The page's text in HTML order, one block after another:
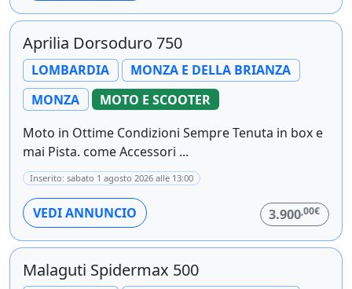
Aprilia Dorsoduro 750
LOMBARDIA
MONZA E DELLA BRIANZA
MONZA
MOTO E SCOOTER
Moto in Ottime Condizioni Sempre Tenuta in box e
mai Pista. come Accessori ...
Inserito: sabato 1 agosto 2026 alle 13:00
VEDI ANNUNCIO 3.900,00€
Malaguti Spidermax 500